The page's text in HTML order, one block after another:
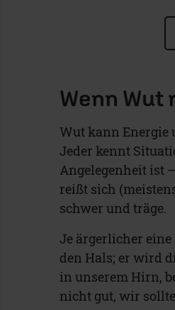
Wenn
Wut kann Energie
Jeder kennt
Angelegenheit ist
reißt sich
schwer und träge.
Je ärgerlicher
den Hals; er wird
in unserem Hirn,
nicht gut, wir